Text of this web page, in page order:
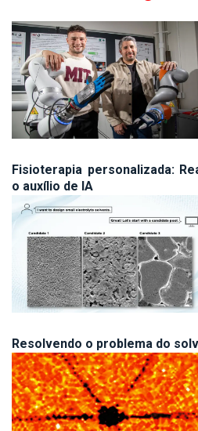
Fisioterapia personalizada:
o auxílio de IA
Resolvendo o problema do